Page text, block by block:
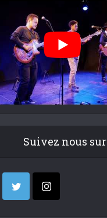
Suivez nous sur